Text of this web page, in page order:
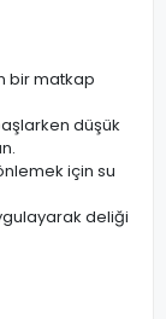
bir matkap
düşük
için su
deliği